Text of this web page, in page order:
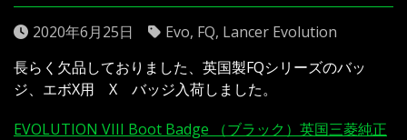
2020年6月25日 Evo, FQ, Lancer Evolution
長らく欠品しておりました、英国製FQシリーズのバッ
ジ、エボX用 X バッジ入荷しました。
EVOLUTION VIII Boot Badge （ブラック）英国三菱純正